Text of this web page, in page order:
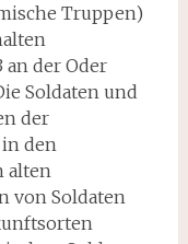
Truppen)
an der Oder
Soldaten und
der
den
alten
von Soldaten